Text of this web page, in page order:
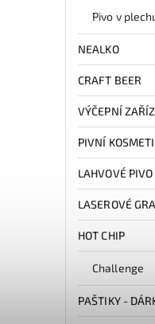
Pivo v
NEALKO
CRAFT BEER
VÝČEPNÍ
PIVNÍ
LAHVOVÉ PIVO
LASEROVÉ
HOT CHIP
Challenge
PAŠTIKY -